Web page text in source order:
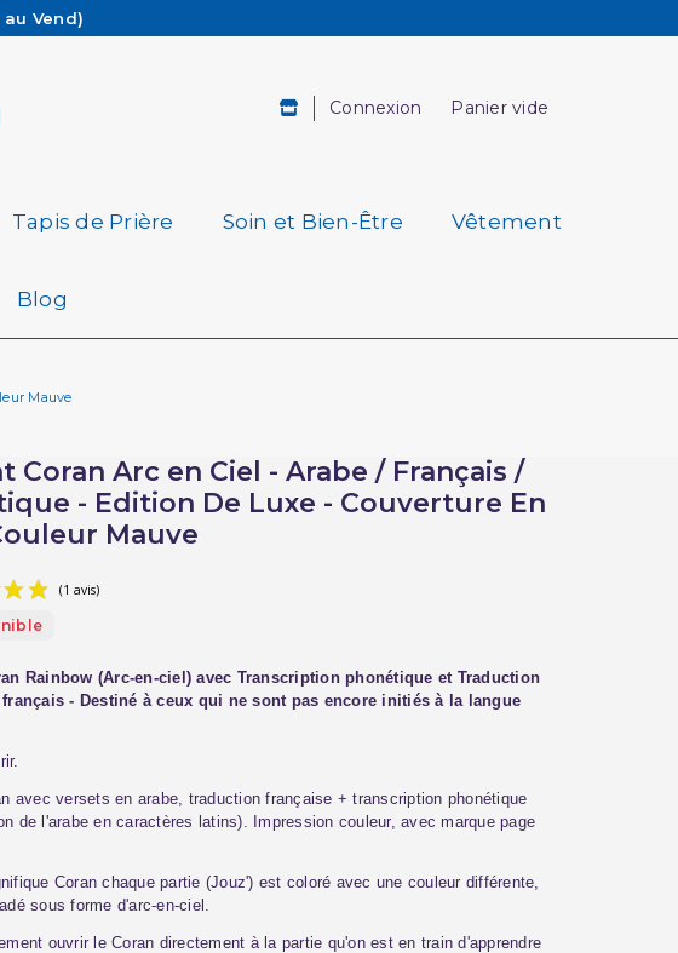
Vend)
Connexion Panier vide
Tapis de Prière Soin et Bien-Être Vêtement
Blog
Mauve
Coran Arc en Ciel - Arabe / Français /
- Edition De Luxe - Couverture En
Mauve
(1 avis)
Rainbow (Arc-en-ciel) avec Transcription phonétique et Traduction
- Destiné à ceux qui ne sont pas encore initiés à la langue
avec versets en arabe, traduction française + transcription phonétique
de l'arabe en caractères latins). Impression couleur, avec marque page
Coran chaque partie (Jouz') est coloré avec une couleur différente,
sous forme d'arc-en-ciel.
ouvrir le Coran directement à la partie qu'on est en train d'apprendre